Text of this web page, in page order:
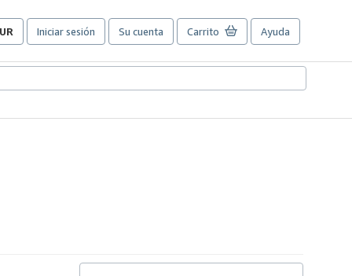
Iniciar sesión Su cuenta Carrito Ayuda